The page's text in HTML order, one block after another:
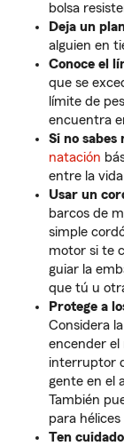
bolsa
Deja un
alguien en
Conoce el
que se
límite de
encuentra
Si no sabes
natación
entre la
Usar un
barcos de
simple
motor si te
guiar la
que tú u
Protege a
Considera
encender el
interruptor
gente en el
También
para
Ten